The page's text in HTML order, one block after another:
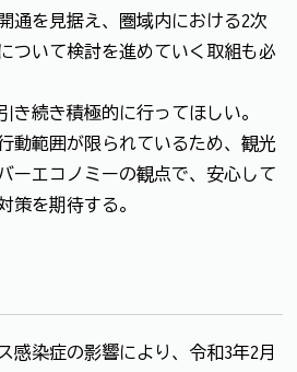
通を見据え、圏域内における2次
ついて検討を進めていく取組も必
き続き積極的に行ってほしい。
動範囲が限られているため、観光
ーエコノミーの観点で、安心して
策を期待する。
染症の影響により、令和3年2月